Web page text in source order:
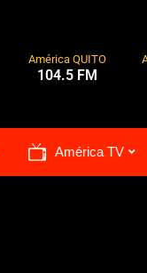
América QUITO
104.5 FM
América TV